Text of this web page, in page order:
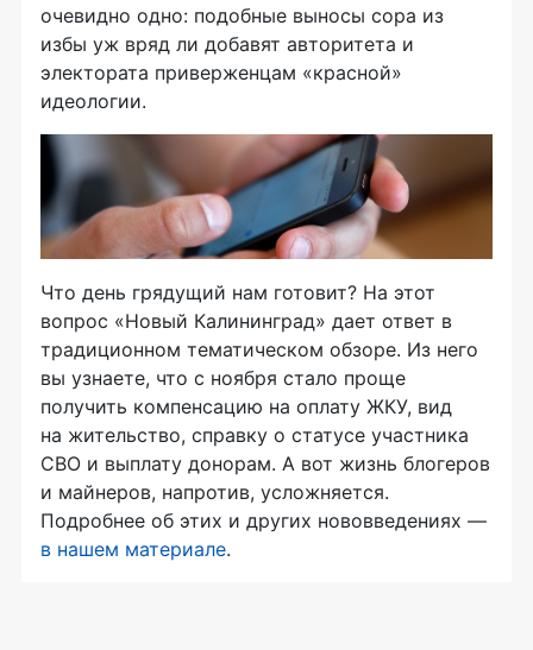
очевидно одно: подобные выносы сора из
избы уж вряд ли добавят авторитета и
электората приверженцам «красной»
идеологии.
Что день грядущий нам готовит? На этот
вопрос «Новый Калининград» дает ответ в
традиционном тематическом обзоре. Из него
вы узнаете, что с ноября стало проще
получить компенсацию на оплату ЖКУ, вид
на жительство, справку о статусе участника
СВО и выплату донорам. А вот жизнь блогеров
и майнеров, напротив, усложняется.
Подробнее об этих и других нововведениях —
в нашем материале.